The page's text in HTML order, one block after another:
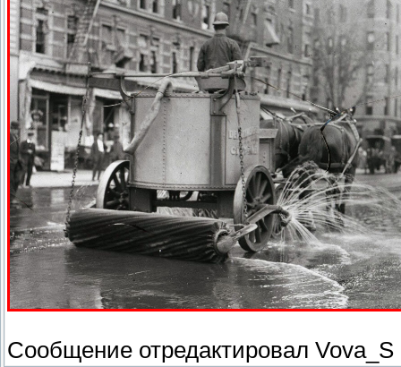
Сообщение отредактировал Vova_S